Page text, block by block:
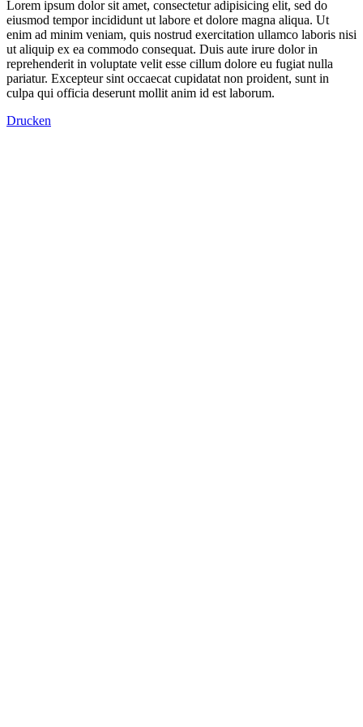
Lorem ipsum dolor sit amet, consectetur adipisicing elit, sed do
eiusmod tempor incididunt ut labore et dolore magna aliqua. Ut
enim ad minim veniam, quis nostrud exercitation ullamco laboris nisi
ut aliquip ex ea commodo consequat. Duis aute irure dolor in
reprehenderit in voluptate velit esse cillum dolore eu fugiat nulla
pariatur. Excepteur sint occaecat cupidatat non proident, sunt in
culpa qui officia deserunt mollit anim id est laborum.
Drucken